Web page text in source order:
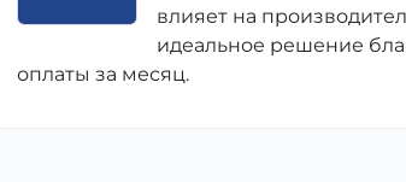
влияет на
идеальное решение
оплаты за месяц.